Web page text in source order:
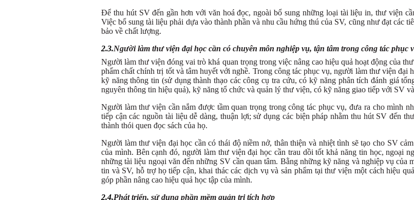
Để thu hút SV đến gần hơn với văn hoá đọc, ngoài bổ sung những loại tài liệu in, thư viện
Việc bổ sung tài liệu phải dựa vào thành phần và nhu cầu hứng thú của SV, cũng như đạt các
bảo về chất lượng.
2.3.Người làm thư viện đại học cần có chuyên môn nghiệp vụ, tận tâm trong công tác phục
Người làm thư viện đóng vai trò khá quan trọng trong việc nâng cao hiệu quả hoạt động của
phẩm chất chính trị tốt và tâm huyết với nghề. Trong công tác phục vụ, người làm thư viện
kỹ năng thông tin (sử dụng thành thạo các công cụ tra cứu, có kỹ năng phân tích đánh giá
nguyên thông tin hiệu quả), kỹ năng tổ chức và quản lý thư viện, có kỹ năng giao tiếp với SV
Người làm thư viện cần nắm được tầm quan trọng trong công tác phục vụ, đưa ra cho mình
tiếp cận các nguồn tài liệu dễ dàng, thuận lợi; sử dụng các biện pháp nhằm thu hút SV đến
thành thói quen đọc sách của họ.
Người làm thư viện đại học cần có thái độ niềm nở, thân thiện và nhiệt tình sẽ tạo cho SV
của mình. Bên cạnh đó, người làm thư viện đại học cần trau dồi tốt khả năng tin học, ngoại
những tài liệu ngoại văn đến những SV cần quan tâm. Bằng những kỹ năng và nghiệp vụ
tin và SV, hỗ trợ họ tiếp cận, khai thác các dịch vụ và sản phẩm tại thư viện một cách hiệu
góp phần nâng cao hiệu quả học tập của mình.
2.4.Phát triển, sử dụng phần mềm quản trị tích hợp